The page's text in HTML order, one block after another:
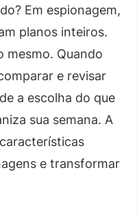
Em espionagem,
planos inteiros.
mesmo. Quando
e revisar
a escolha do que
sua semana. A
e transformar